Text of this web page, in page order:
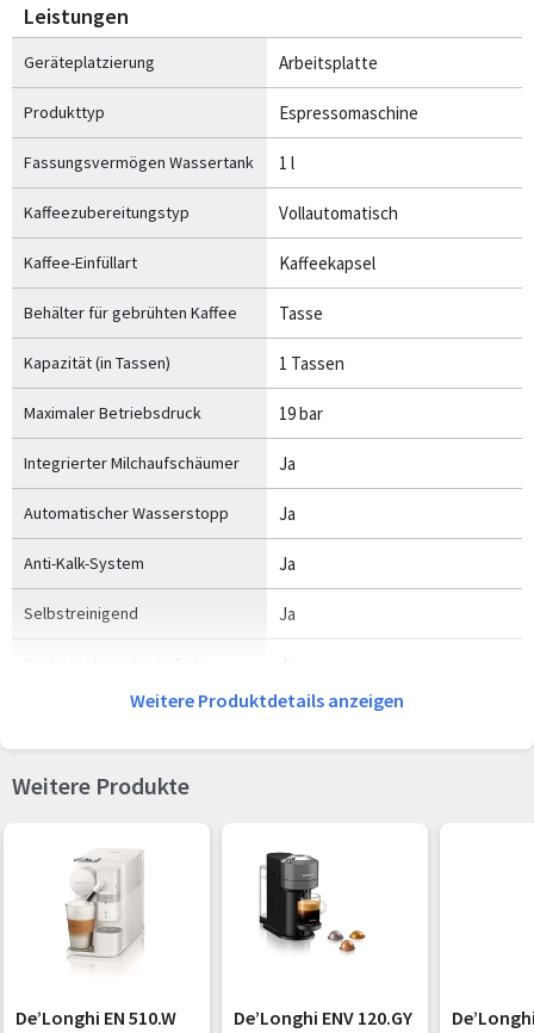
Leistungen
Geräteplatzierung Arbeitsplatte
Produkttyp Espressomaschine
Fassungsvermögen Wassertank 1 l
Kaffeezubereitungstyp Vollautomatisch
Kaffee-Einfüllart Kaffeekapsel
Behälter für gebrühten Kaffee Tasse
Kapazität (in Tassen) 1 Tassen
Maximaler Betriebsdruck 19 bar
Integrierter Milchaufschäumer Ja
Automatischer Wasserstopp Ja
Anti-Kalk-System Ja
Selbstreinigend Ja
25 s
Ergonomie
Gehäusematerial Kunststoff
Steuerung Tasten
Weitere Produktdetails anzeigen
Weitere Produkte
De’Longhi EN 510.W
De’Longhi ENV 120.GY